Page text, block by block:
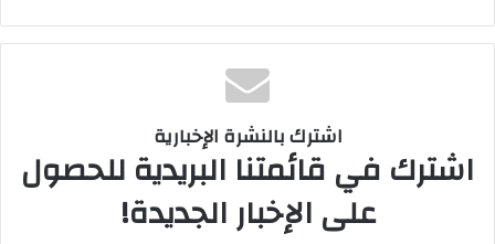
اشترك بالنشرة الإخبارية
اشترك في قائمتنا البريدية للحصول
على الإخبار الجديدة!